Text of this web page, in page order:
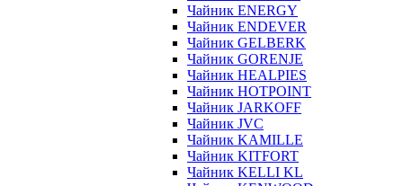
Чайник ENERGY
Чайник ENDEVER
Чайник GELBERK
Чайник GORENJE
Чайник HEALPIES
Чайник HOTPOINT
Чайник JARKOFF
Чайник JVC
Чайник KAMILLE
Чайник KITFORT
Чайник KELLI KL